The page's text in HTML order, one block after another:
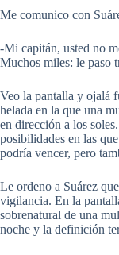
Me comunico con
-Mi capitán, usted no
Muchos miles: le paso
Veo la pantalla y ojalá
helada en la que una
en dirección a los
posibilidades en las
podría vencer, pero
Le ordeno a Suárez
vigilancia. En la
sobrenatural de una
noche y la definición